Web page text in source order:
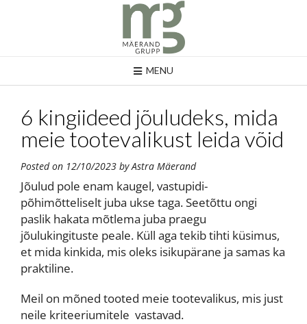
MENU
6 kingiideed jõuludeks, mida
meie tootevalikust leida võid
Posted on 12/10/2023 byAstra Mäerand
Jõulud pole enam kaugel, vastupidi-
põhimõtteliselt juba ukse taga. Seetõttu ongi
paslik hakata mõtlema juba praegu
jõulukingituste peale. Küll aga tekib tihti küsimus,
et mida kinkida, mis oleks isikupärane ja samas ka
praktiline.
Meil on mõned tooted meie tootevalikus, mis just
neile kriteeriumitele vastavad.